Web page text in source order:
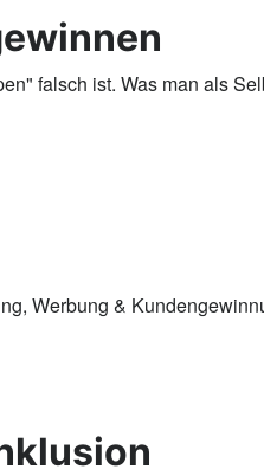
falsch ist. Was man als
Werbung &